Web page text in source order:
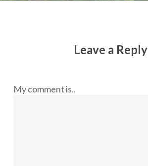
Leave a Reply
My comment is..